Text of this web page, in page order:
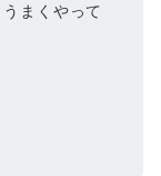
まくやって